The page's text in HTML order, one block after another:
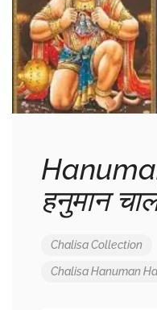
हनुमान
Chalisa Collection
ChalisaHanuman